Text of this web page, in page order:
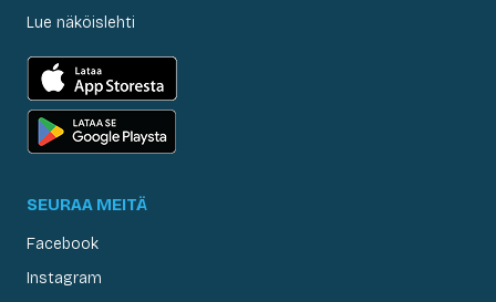
Lue näköislehti
SEURAA MEITÄ
Facebook
Instagram